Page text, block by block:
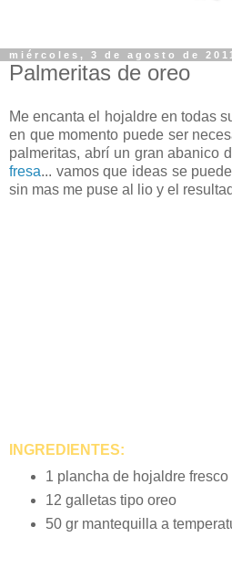
miércoles, 3 de agosto de 2011
Palmeritas de oreo
Me encanta el hojaldre en todas
en que momento puede ser
palmeritas, abrí un gran abanico
fresa... vamos que ideas se
sin mas me puse al lio y el
INGREDIENTES:
1 plancha de hojaldre fresco
12 galletas tipo oreo
50 gr mantequilla a